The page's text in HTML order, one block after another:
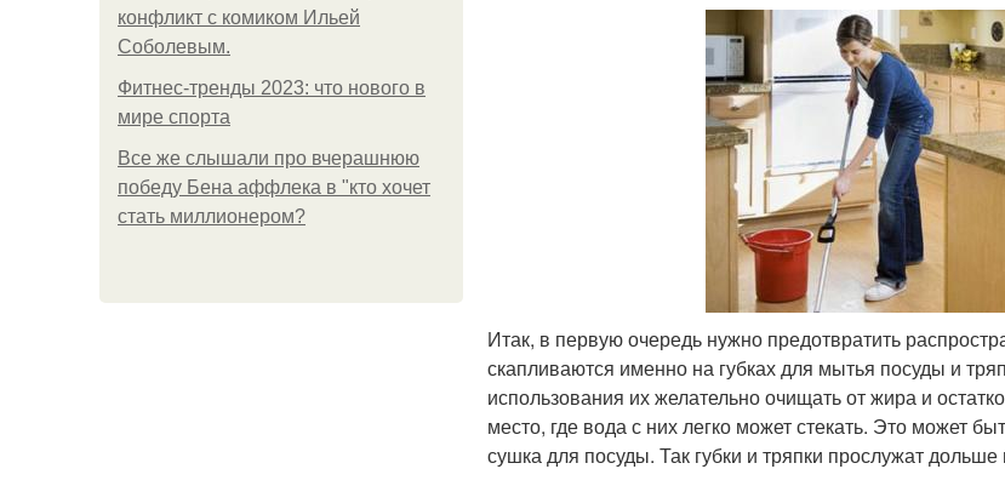
конфликт с комиком Ильей
Соболевым.
Фитнес-тренды 2023: что нового в
мире спорта
Все же слышали про вчерашнюю
победу Бена аффлека в "кто хочет
стать миллионером?
Итак, в первую очередь нужно предотвратить
скапливаются именно на губках для мытья посуды и
использования их желательно очищать от жира и
место, где вода с них легко может стекать. Это может
сушка для посуды. Так губки и тряпки прослужат